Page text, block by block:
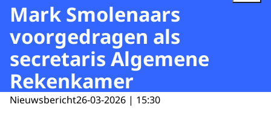
Mark Smolenaars
voorgedragen als
secretaris Algemene
Rekenkamer
Nieuwsbericht26-03-2026 | 15:30